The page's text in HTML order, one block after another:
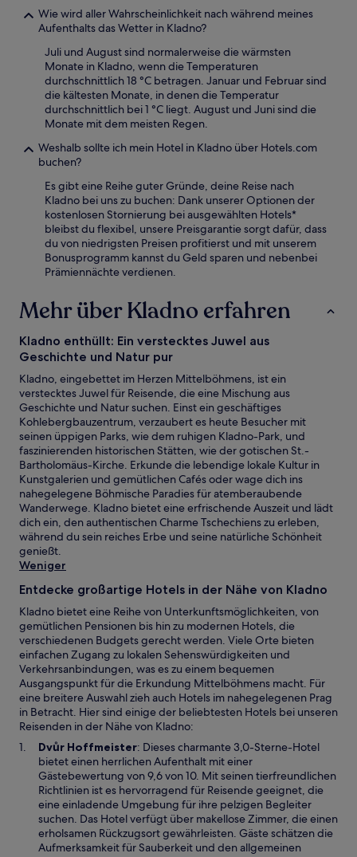
Wie wird aller Wahrscheinlichkeit nach während meines
Aufenthalts das Wetter in Kladno?
Juli und August sind normalerweise die wärmsten
Monate in Kladno, wenn die Temperaturen
durchschnittlich 18 °C betragen. Januar und Februar sind
die kältesten Monate, in denen die Temperatur
durchschnittlich bei 1 °C liegt. August und Juni sind die
Monate mit dem meisten Regen.
Weshalb sollte ich mein Hotel in Kladno über Hotels.com
buchen?
Es gibt eine Reihe guter Gründe, deine Reise nach
Kladno bei uns zu buchen: Dank unserer Optionen der
kostenlosen Stornierung bei ausgewählten Hotels*
bleibst du flexibel, unsere Preisgarantie sorgt dafür, dass
du von niedrigsten Preisen profitierst und mit unserem
Bonusprogramm kannst du Geld sparen und nebenbei
Prämiennächte verdienen.
Mehr über Kladno erfahren
Kladno enthüllt: Ein verstecktes Juwel aus
Geschichte und Natur pur
Kladno, eingebettet im Herzen Mittelböhmens, ist ein
verstecktes Juwel für Reisende, die eine Mischung aus
Geschichte und Natur suchen. Einst ein geschäftiges
Kohlebergbauzentrum, verzaubert es heute Besucher mit
seinen üppigen Parks, wie dem ruhigen Kladno-Park, und
faszinierenden historischen Stätten, wie der gotischen St.-
Bartholomäus-Kirche. Erkunde die lebendige lokale Kultur in
Kunstgalerien und gemütlichen Cafés oder wage dich ins
nahegelegene Böhmische Paradies für atemberaubende
Wanderwege. Kladno bietet eine erfrischende Auszeit und lädt
dich ein, den authentischen Charme Tschechiens zu erleben,
während du sein reiches Erbe und seine natürliche Schönheit
genießt.
Weniger
Entdecke großartige Hotels in der Nähe von Kladno
Kladno bietet eine Reihe von Unterkunftsmöglichkeiten, von
gemütlichen Pensionen bis hin zu modernen Hotels, die
verschiedenen Budgets gerecht werden. Viele Orte bieten
einfachen Zugang zu lokalen Sehenswürdigkeiten und
Verkehrsanbindungen, was es zu einem bequemen
Ausgangspunkt für die Erkundung Mittelböhmens macht. Für
eine breitere Auswahl zieh auch Hotels im nahegelegenen Prag
in Betracht. Hier sind einige der beliebtesten Hotels bei unseren
Reisenden in der Nähe von Kladno:
Dvůr HoffmeisterW
i
r
d
i
n
e
i
: Dieses charmante 3,0-Sterne-Hotel
bietet einen herrlichen Aufenthalt mit einer
Gästebewertung von 9,6 von 10. Mit seinen tierfreundlichen
Richtlinien ist es hervorragend für Reisende geeignet, die
eine einladende Umgebung für ihre pelzigen Begleiter
suchen. Das Hotel verfügt über makellose Zimmer, die einen
erholsamen Rückzugsort gewährleisten. Gäste schätzen die
Aufmerksamkeit für Sauberkeit und den allgemeinen